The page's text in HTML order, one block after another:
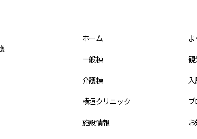
ホーム
一般棟
介護棟
横垣クリニック
施設情報
観